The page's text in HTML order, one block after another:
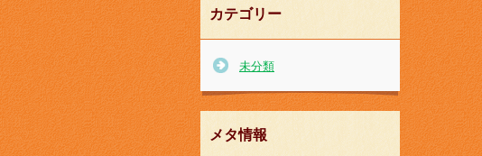
カテゴリー
未分類
メタ情報